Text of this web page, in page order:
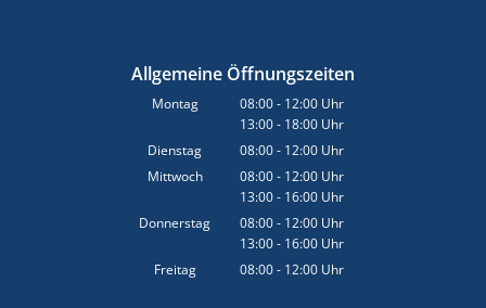
Allgemeine Öffnungszeiten
Montag 08:00- 12:00 Uhr
Von 08:00 bis 12:00 Uhr
13:00- 18:00 Uhr
Von 13:00 bis 18:00 Uhr
Dienstag 08:00- 12:00 Uhr
Von 08:00 bis 12:00 Uhr
Mittwoch 08:00- 12:00 Uhr
Von 08:00 bis 12:00 Uhr
13:00- 16:00 Uhr
Von 13:00 bis 16:00 Uhr
Donnerstag 08:00- 12:00 Uhr
Von 08:00 bis 12:00 Uhr
13:00- 16:00 Uhr
Von 13:00 bis 16:00 Uhr
Freitag 08:00- 12:00 Uhr